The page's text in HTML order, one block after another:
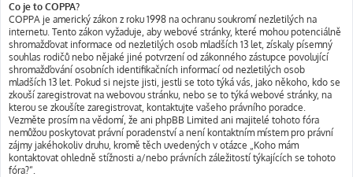
Co je to COPPA?
COPPA je americký zákon z roku 1998 na ochranu soukromí nezletilých na
internetu. Tento zákon vyžaduje, aby webové stránky, které mohou potenciálně
shromažďovat informace od nezletilých osob mladších 13 let, získaly písemný
souhlas rodičů nebo nějaké jiné potvrzení od zákonného zástupce povolující
shromažďování osobních identifikačních informací od nezletilých osob
mladších 13 let. Pokud si nejste jisti, jestli se toto týká vás, jako někoho, kdo se
zkouší zaregistrovat na webovou stránku, nebo se to týká webové stránky, na
kterou se zkoušíte zaregistrovat, kontaktujte vašeho právního poradce.
Vezměte prosím na vědomí, že ani phpBB Limited ani majitelé tohoto fóra
nemůžou poskytovat právní poradenství a není kontaktním místem pro právní
zájmy jakéhokoliv druhu, kromě těch uvedených v otázce „Koho mám
kontaktovat ohledně stížnosti a/nebo právních záležitostí týkajících se tohoto
fóra?“.